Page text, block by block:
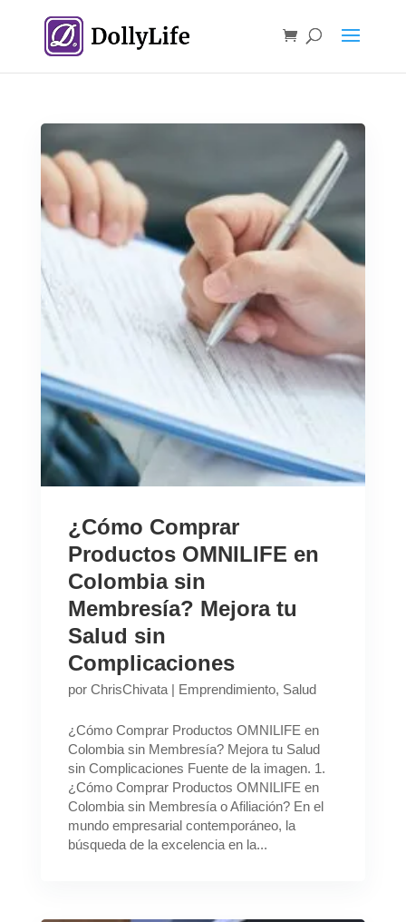
¿Cómo Comprar
Productos OMNILIFE en
Colombia sin
Membresía? Mejora tu
Salud sin
Complicaciones
por ChrisChivata| Emprendimiento, Salud
¿Cómo Comprar Productos OMNILIFE en
Colombia sin Membresía? Mejora tu Salud
sin Complicaciones Fuente de la imagen. 1.
¿Cómo Comprar Productos OMNILIFE en
Colombia sin Membresía o Afiliación? En el
mundo empresarial contemporáneo, la
búsqueda de la excelencia en la...